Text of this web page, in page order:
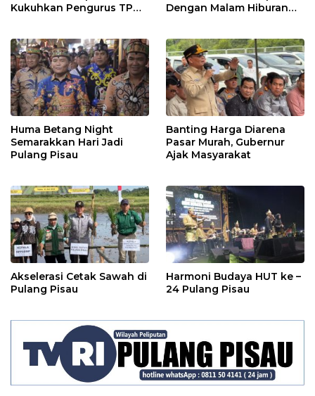
Kukuhkan Pengurus TP
Dengan Malam Hiburan
Huma Betang Night
Semarakkan Hari Jadi
Pulang Pisau
Banting Harga Diarena
Pasar Murah, Gubernur
Ajak Masyarakat
Akselerasi Cetak Sawah di
Pulang Pisau
Harmoni Budaya HUT ke –
24 Pulang Pisau